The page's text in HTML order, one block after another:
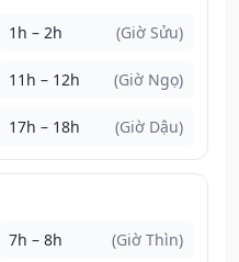
1h – 2h (Giờ Sửu)
11h – 12h (Giờ Ngọ)
17h – 18h (Giờ Dậu)
7h – 8h (Giờ Thìn)